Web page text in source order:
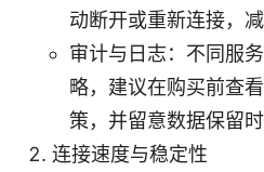
动断开或重新连接，
审计与日志：不同服
略，建议在购买前查
策，并留意数据保留时
连接速度与稳定性